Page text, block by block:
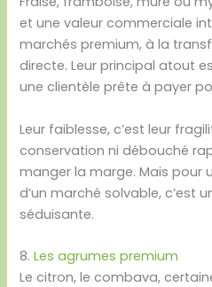
et une valeur commerciale
marchés premium, à la
directe. Leur principal atout
une clientèle prête à payer
Leur faiblesse, c’est leur
conservation ni débouché
manger la marge. Mais pour
d’un marché solvable, c’est
séduisante.
8.Les agrumes premium
Le citron, le combava,